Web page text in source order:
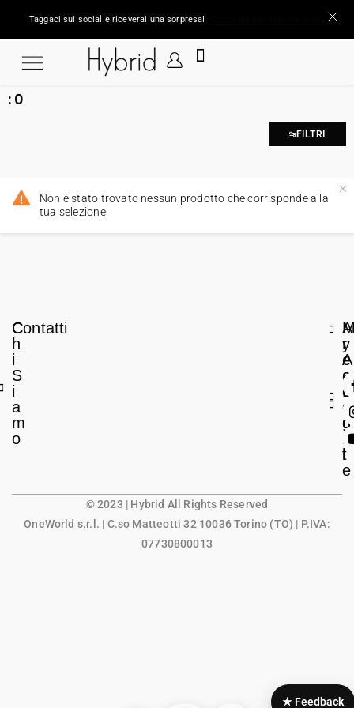
Taggaci sui social e riceverai una sorpresa!
: 0
FILTRI
Non è stato trovato nessun prodotto che corrisponde alla
tua selezione.
C
h
i
S
i
a
m
o
Contatti
A
r
e
a
L
e
g
a
l
e
y
A
c
c
o
u
n
t
© 2023 | Hybrid All Rights Reserved
OneWorld s.r.l. | C.so Matteotti 32 10036 Torino (TO) | P.IVA:
07730800013
★ Feedback